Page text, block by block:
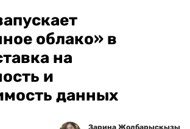
облако» в
на
и
данных
Зарина Жолбарысқызы